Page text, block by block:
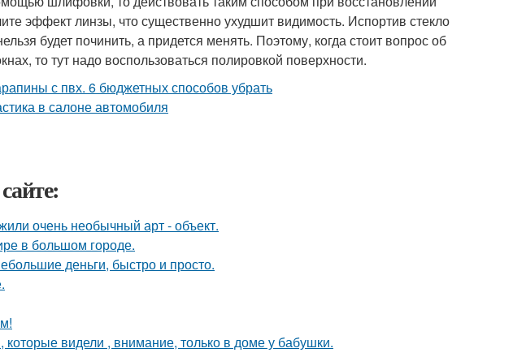
эффект линзы, что существенно ухудшит видимость. Испортив стекло
будет починить, а придется менять. Поэтому, когда стоит вопрос об
то тут надо воспользоваться полировкой поверхности.
очень необычный арт - объект.
в большом городе.
деньги, быстро и просто.
видели , внимание, только в доме у бабушки.